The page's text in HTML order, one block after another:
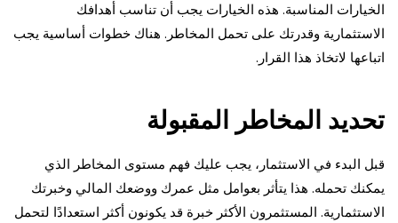
الخيارات المناسبة. هذه الخيارات يجب أن تناسب أهدافك
الاستثمارية وقدرتك على تحمل المخاطر. هناك خطوات أساسية يجب
اتباعها لاتخاذ هذا القرار.
تحديد المخاطر المقبولة
قبل البدء في الاستثمار، يجب عليك فهم مستوى المخاطر الذي
يمكنك تحمله. هذا يتأثر بعوامل مثل عمرك ووضعك المالي وخبرتك
الاستثمارية. المستثمرون الأكثر خبرة قد يكونون أكثر استعدادًا لتحمل